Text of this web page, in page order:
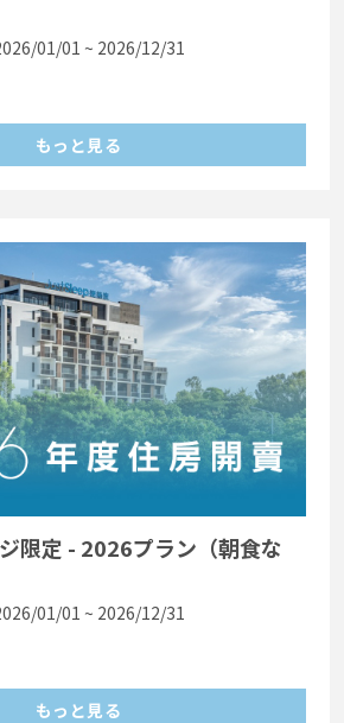
01/01 ~ 2026/12/31
もっと見る
限定 - 2026プラン（朝食な
01/01 ~ 2026/12/31
もっと見る